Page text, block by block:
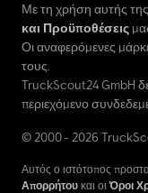
Με τη χρήση αυτής
και Προϋποθέσεις
Οι αναφερόμενες
τους.
TruckScout24 GmbH
περιεχόμενο
© 2000 - 2026
Αυτός ο ιστότοπος
Απορρήτου και οι Όροι